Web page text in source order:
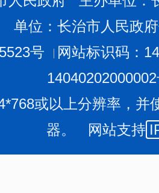
单位：长治市人民政
号
网站标识码：
或以上分辨率，并
器。 网站支持